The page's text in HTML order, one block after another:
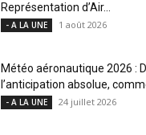
Représentation d’Air...
- A LA UNE 1 août 2026
Météo aéronautique 2026 :
l’anticipation absolue,
- A LA UNE 24 juillet 2026